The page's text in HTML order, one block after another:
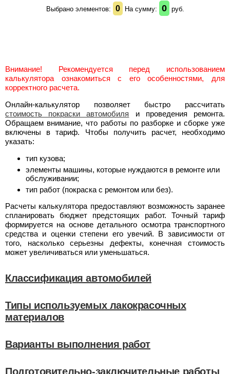
Выбрано элементов: 0 На сумму: 0 руб.
Внимание! Рекомендуется перед использованием
калькулятора ознакомиться с его особенностями, для
корректного расчета.
Онлайн-калькулятор позволяет быстро рассчитать
стоимость покраски автомобиля и проведения ремонта.
Обращаем внимание, что работы по разборке и сборке уже
включены в тариф. Чтобы получить расчет, необходимо
указать:
тип кузова;
элементы машины, которые нуждаются в ремонте или
обслуживании;
тип работ (покраска с ремонтом или без).
Расчеты калькулятора предоставляют возможность заранее
спланировать бюджет предстоящих работ. Точный тариф
формируется на основе детального осмотра транспортного
средства и оценки степени его увечий. В зависимости от
того, насколько серьезны дефекты, конечная стоимость
может увеличиваться или уменьшаться.
Классификация автомобилей
Типы используемых лакокрасочных
материалов
Варианты выполнения работ
Подготовительно-заключительные работы